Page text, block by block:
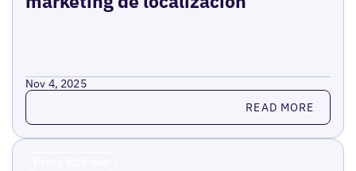
Nov 4, 2025
Read more READ MORE